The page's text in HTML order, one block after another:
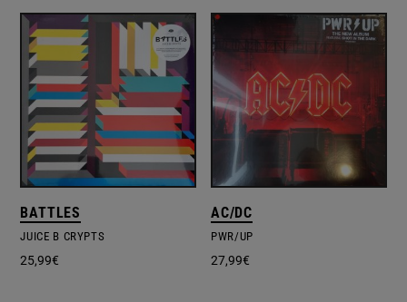
BATTLES
JUICE B CRYPTS
25,99€
AC/DC
PWR/UP
27,99€